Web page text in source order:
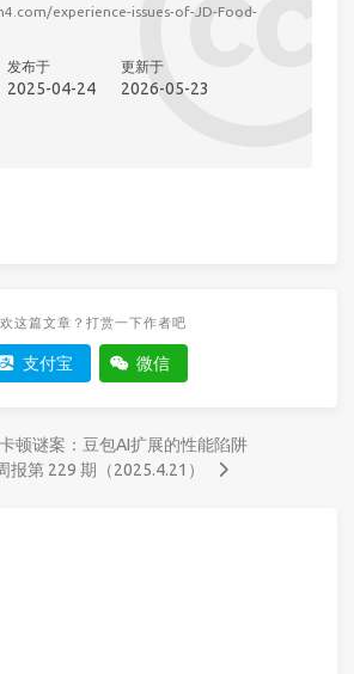
experience-issues-of-JD-Food-
发布于
2025-04-24
更新于
2026-05-23
这篇文章？打赏一下作者吧
支付宝 微信
顿谜案：豆包AI扩展的性能陷阱
报第 229 期（2025.4.21）